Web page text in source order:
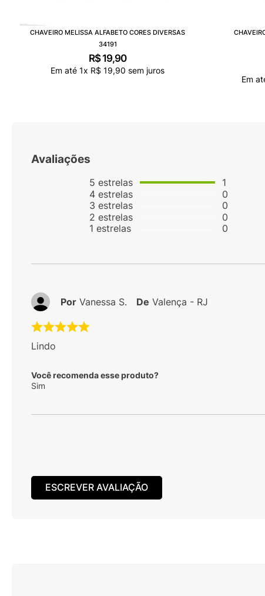
CHAVEIRO MELISSA ALFABETO CORES DIVERSAS
34191
R$ 19,90
Em até 1x R$ 19,90 sem juros
Em
Avaliações
5 estrelas
4estrelas
3 estrelas
2 estrelas
1 estrelas
1
0
0
0
0
Lindo
Você recomenda esse produto?
Sim
Por Vanessa S. De Valença - RJ
ESCREVER AVALIAÇÃO